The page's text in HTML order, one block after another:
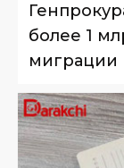
более 1
миграции